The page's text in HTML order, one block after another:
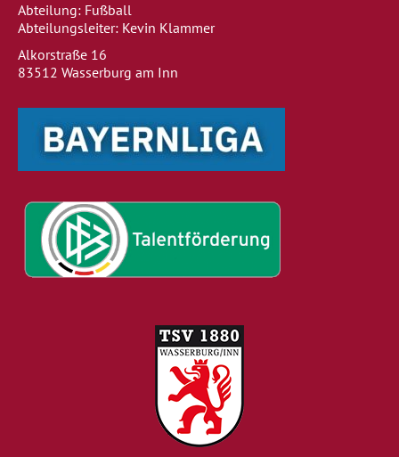
Abteilung: Fußball
Abteilungsleiter: Kevin Klammer
Alkorstraße 16
83512 Wasserburg am Inn